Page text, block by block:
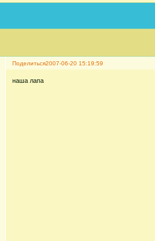
Поделиться2007-06-20 15:19:59
наша лапа